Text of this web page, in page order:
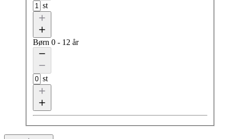
st
Børn 0 - 12 år
st